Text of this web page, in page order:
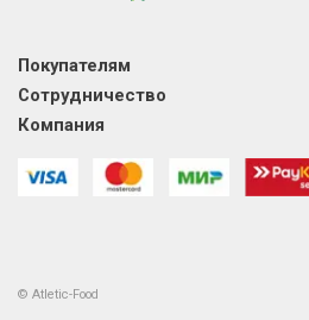
Покупателям
Сотрудничество
Компания
© Atletic-Food